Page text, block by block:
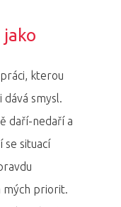
kterou
smysl.
daří-nedaří a
se situací
mých priorit.